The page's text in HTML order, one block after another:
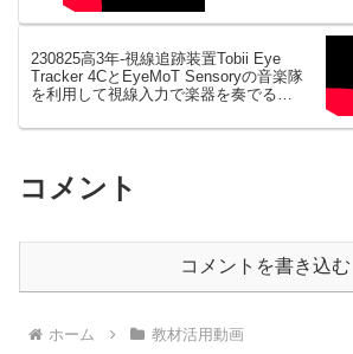
230825高3年-視線追跡装置Tobii Eye
Tracker 4CとEyeMoT Sensoryの音楽隊
を利用して視線入力で楽器を奏でる
コメント
コメントを書き込む
ホーム 教材活用動画